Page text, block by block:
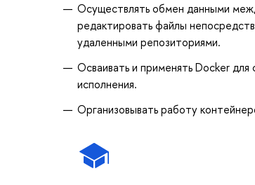
Осуществлять обмен данными
редактировать файлы
удаленными репозиториями.
Осваивать и применять Docker
исполнения.
Организовывать работу